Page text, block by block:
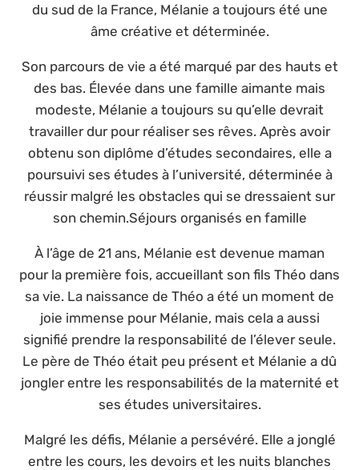
du sud de la France, Mélanie a toujours été une
âme créative et déterminée.
Son parcours de vie a été marqué par des hauts et
des bas. Élevée dans une famille aimante mais
modeste, Mélanie a toujours su qu’elle devrait
travailler dur pour réaliser ses rêves. Après avoir
obtenu son diplôme d’études secondaires, elle a
poursuivi ses études à l’université, déterminée à
réussir malgré les obstacles qui se dressaient sur
son chemin.Séjours organisés en famille
À l’âge de 21 ans, Mélanie est devenue maman
pour la première fois, accueillant son fils Théo dans
sa vie. La naissance de Théo a été un moment de
joie immense pour Mélanie, mais cela a aussi
signifié prendre la responsabilité de l’élever seule.
Le père de Théo était peu présent et Mélanie a dû
jongler entre les responsabilités de la maternité et
ses études universitaires.
Malgré les défis, Mélanie a persévéré. Elle a jonglé
entre les cours, les devoirs et les nuits blanches